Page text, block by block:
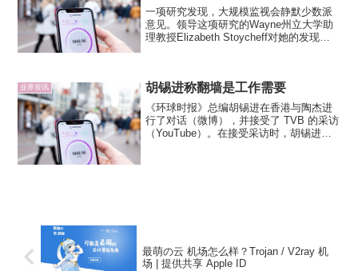
一项研究发现，大规模监视会静默少数派
意见。领导这项研究的Wayne州立大学助
理教授Elizabeth Stoycheff对她的发现感
人...
业界资讯 胡锡进称翻墙是工作需要
《环球时报》总编胡锡进在香港与陶杰进
行了对话（微博），并接受了 TVB 的采访
（YouTube）。在接受采访时，胡锡进讨
最萌の云 机场怎么样？Trojan / V2ray 机
场 | 提供共享 Apple ID